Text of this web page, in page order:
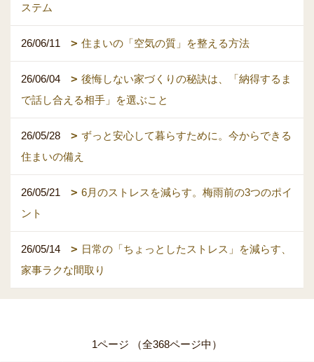
ステム
26/06/11 住まいの「空気の質」を整える方法
26/06/04
後悔しない家づくりの秘訣は、「納得するま
で話し合える相手」を選ぶこと
26/05/28
ずっと安心して暮らすために。今からできる
住まいの備え
26/05/21
6月のストレスを減らす。梅雨前の3つのポイ
ント
26/05/14
日常の「ちょっとしたストレス」を減らす、
家事ラクな間取り
1ページ （全368ページ中）